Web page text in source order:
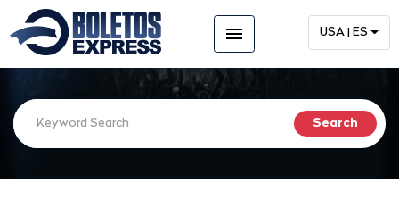
menu USA | ES